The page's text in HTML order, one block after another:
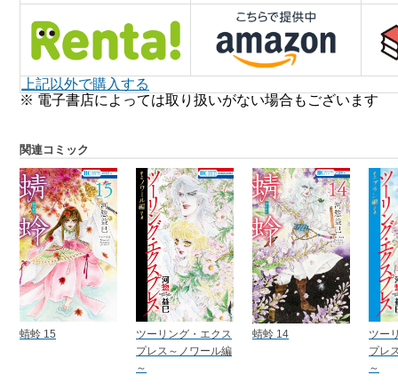
上記以外で購入する
※ 電子書店によっては取り扱いがない場合もございます
関連コミック
蜻蛉 15
ツーリング・エクス
プレス～ノワール編
～
蜻蛉 14
ツー
プレ
～